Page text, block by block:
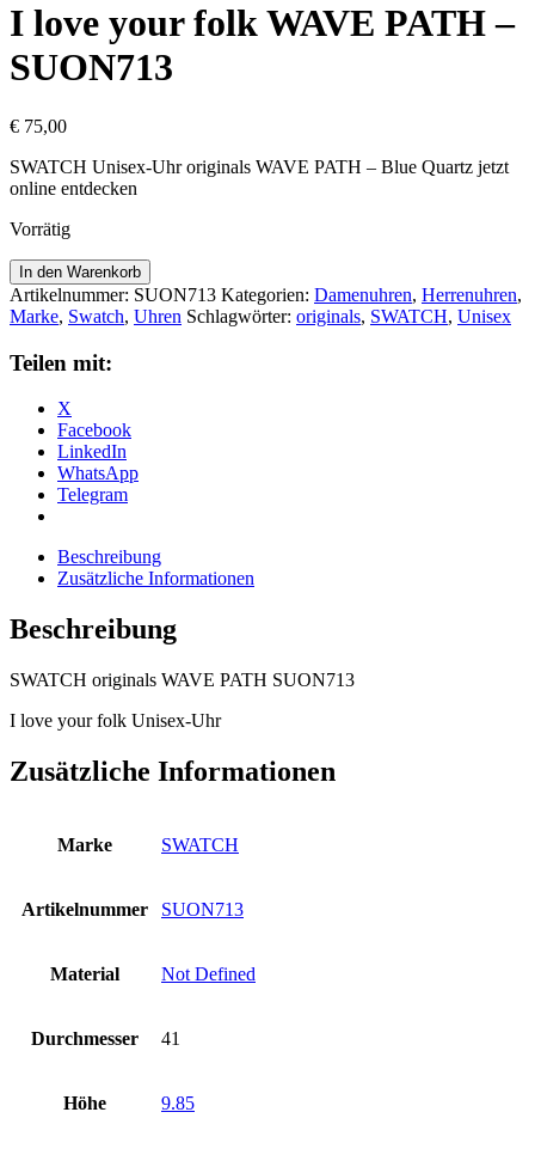
I love your folk WAVE PATH –
SUON713
€ 75,00
SWATCH Unisex-Uhr originals WAVE PATH – Blue Quartz jetzt
online entdecken
Vorrätig
I
love
your
WAVE
PATH
SUON713
Menge
In den Warenkorb
Artikelnummer: SUON713 Kategorien: Damenuhren, Herrenuhren,
Marke, Swatch, Uhren Schlagwörter: originals, SWATCH, Unisex
Teilen mit:
X
Facebook
LinkedIn
WhatsApp
Telegram
Beschreibung
Zusätzliche Informationen
Beschreibung
SWATCH originals WAVE PATH SUON713
I love your folk Unisex-Uhr
Zusätzliche Informationen
Marke SWATCH
Artikelnummer SUON713
Material Not Defined
Durchmesser 41
Höhe 9.85